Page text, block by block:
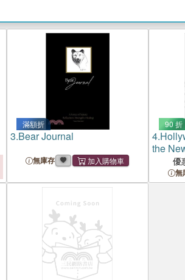
滿額折
3.Bear Journal
無庫存
90 折
4.
the
優
無